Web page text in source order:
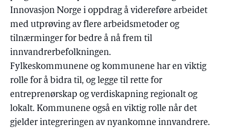
Innovasjon Norge i oppdrag å videreføre arbeidet
med utprøving av flere arbeidsmetoder og
tilnærminger for bedre å nå frem til
innvandrerbefolkningen.
Fylkeskommunene og kommunene har en viktig
rolle for å bidra til, og legge til rette for
entreprenørskap og verdiskapning regionalt og
lokalt. Kommunene også en viktig rolle når det
gjelder integreringen av nyankomne innvandrere.